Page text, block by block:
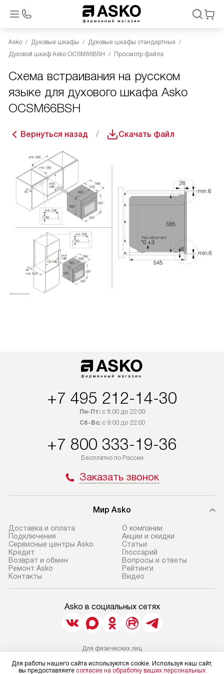
Asko Духовые шкафы
Духовые шкафы стандартные
Духовой шкаф Asko OCSM66BSH
Просмотр файла
Схема встраивания на русском
языке для духового шкафа Asko
OCSM66BSH
Вернуться назад Скачать файл
+7 495 212-14-30
Пн-Пт:с 8:00 до 22:00
Сб-Вс:с 9:00 до 22:00
+7 800 333-19-36
Бесплатно по России
Заказать звонок
Мир Asko
Доставка и оплата
Подключение
Сервисные центры Asko
Кредит
Возврат и обмен
Ремонт Asko
Контакты
О компании
Акции и скидки
Статьи
Глоссарий
Вопросы и ответы
Рейтинги
Видео
Asko в социальных сетях
Для физических лиц
Для юридических лиц
Для работы нашего сайта используются cookie. Используя наш сайт,
вы предоставляете согласие на обработку ваших персональных